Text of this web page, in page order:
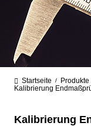
Startseite / Produkte
Kalibrierung
Kalibrierung